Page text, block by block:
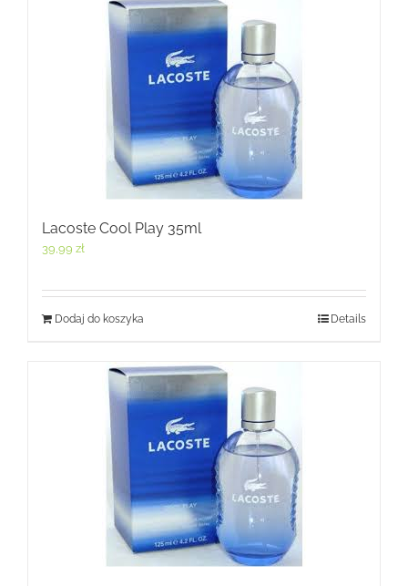
Lacoste Cool Play 35ml
39,99 zł
Dodaj do koszyka Details